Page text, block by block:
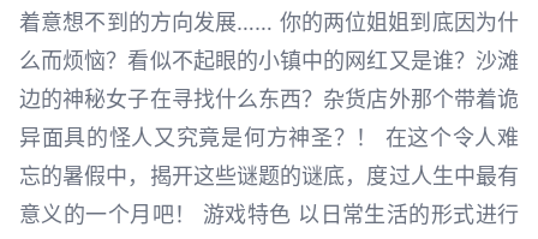
着意想不到的方向发展…… 你的两位姐姐到底因为什
么而烦恼？看似不起眼的小镇中的网红又是谁？沙滩
边的神秘女子在寻找什么东西？杂货店外那个带着诡
异面具的怪人又究竟是何方神圣？！ 在这个令人难
忘的暑假中，揭开这些谜题的谜底，度过人生中最有
意义的一个月吧！ 游戏特色 以日常生活的形式进行